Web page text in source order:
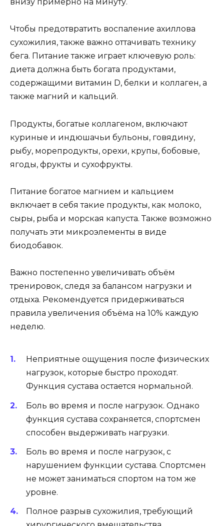
Чтобы предотвратить воспаление ахиллова
сухожилия, также важно оттачивать технику
бега. Питание также играет ключевую роль:
диета должна быть богата продуктами,
содержащими витамин D, белки и коллаген, а
также магний и кальций.
Продукты, богатые коллагеном, включают
куриные и индюшачьи бульоны, говядину,
рыбу, морепродукты, орехи, крупы, бобовые,
ягоды, фрукты и сухофрукты.
Питание богатое магнием и кальцием
включает в себя такие продукты, как молоко,
сыры, рыба и морская капуста. Также возможно
получать эти микроэлементы в виде
биодобавок.
Важно постепенно увеличивать объём
тренировок, следя за балансом нагрузки и
отдыха. Рекомендуется придерживаться
правила увеличения объёма на 10% каждую
неделю.
Неприятные ощущения после физических
нагрузок, которые быстро проходят.
Функция сустава остается нормальной.
Боль во время и после нагрузок. Однако
функция сустава сохраняется, спортсмен
способен выдерживать нагрузки.
Боль во время и после нагрузок, с
нарушением функции сустава. Спортсмен
не может заниматься спортом на том же
уровне.
Полное разрыв сухожилия, требующий